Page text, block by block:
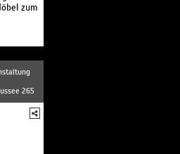
MIKIs Takeover! Ensemble /
Literaturfestival
O/Modernt / VOCES8 Scholars
/ Hugo Ticciati
International Mendelssohn
Festival Hamburg 2026:
»Elfen in der Elphi«
zum
265